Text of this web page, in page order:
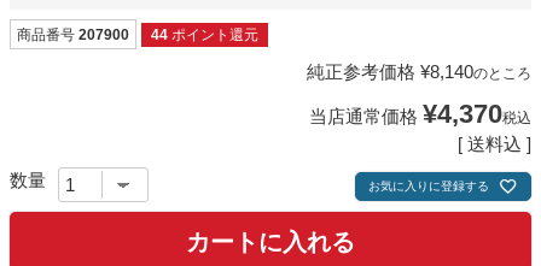
商品番号 207900 44 ポイント還元
純正参考価格 ¥8,140のところ
当店通常価格 ¥4,370税込
送料込
お気に入りに登録する
カートに入れる